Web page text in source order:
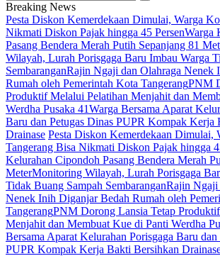
Breaking News
Pesta Diskon Kemerdekaan Dimulai, Warga
Nikmati Diskon Pajak hingga 45 PersenWarga
Pasang Bendera Merah Putih Sepanjang 81
Wilayah, Lurah Porisgaga Baru Imbau Warga
SembaranganRajin Ngaji dan Olahraga Nenek
Rumah oleh Pemerintah Kota TangerangPNM
Produktif Melalui Pelatihan Menjahit dan
Werdha Pusaka 41Warga Bersama Aparat
Baru dan Petugas Dinas PUPR Kompak Kerja
Drainase Pesta Diskon Kemerdekaan Dimulai,
Tangerang Bisa Nikmati Diskon Pajak hingga
Kelurahan Cipondoh Pasang Bendera Merah
MeterMonitoring Wilayah, Lurah Porisgaga
Tidak Buang Sampah SembaranganRajin Ngaji
Nenek Inih Diganjar Bedah Rumah oleh
TangerangPNM Dorong Lansia Tetap
Menjahit dan Membuat Kue di Panti Werdha
Bersama Aparat Kelurahan Porisgaga Baru dan
PUPR Kompak Kerja Bakti Bersihkan